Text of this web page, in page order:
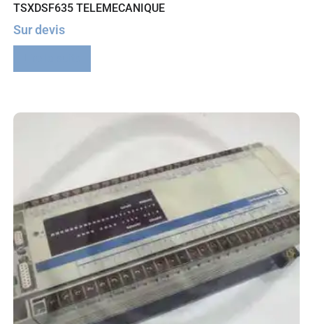
TSXDSF635 TELEMECANIQUE
Sur devis